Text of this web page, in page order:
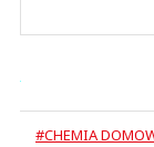
#CHEMIA